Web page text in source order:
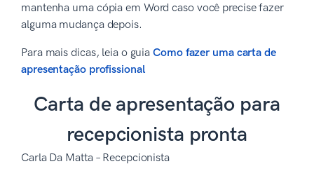
mantenha uma cópia em Word caso você precise fazer
alguma mudança depois.
Para mais dicas, leia o guiaComo fazer uma carta de
apresentação profissional
Carta de apresentação para
recepcionista pronta
Carla Da Matta – Recepcionista